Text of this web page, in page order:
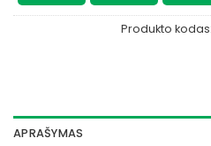
Produkto kodas:
APRAŠYMAS